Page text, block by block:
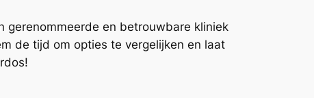
gerenommeerde en betrouwbare kliniek
de tijd om opties te vergelijken en laat